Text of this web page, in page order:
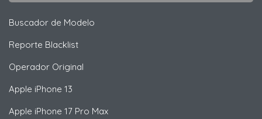
Buscador de Modelo
Reporte Blacklist
Operador Original
Apple iPhone 13
Apple iPhone 17 Pro Max